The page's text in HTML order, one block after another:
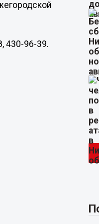
430-96-39.